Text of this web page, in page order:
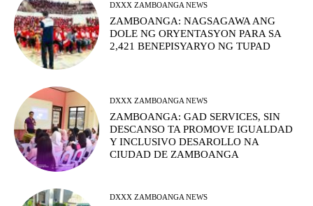
DXXX ZAMBOANGA NEWS
ZAMBOANGA: NAGSAGAWA ANG
DOLE NG ORYENTASYON PARA SA
2,421 BENEPISYARYO NG TUPAD
DXXX ZAMBOANGA NEWS
ZAMBOANGA: GAD SERVICES, SIN
DESCANSO TA PROMOVE IGUALDAD
Y INCLUSIVO DESAROLLO NA
CIUDAD DE ZAMBOANGA
DXXX ZAMBOANGA NEWS